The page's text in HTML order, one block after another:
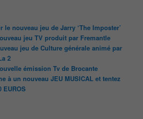
le nouveau jeu de Jarry ‘The Imposter’
jeu TV produit par Fremantle
jeu de Culture générale animé par
2
émission Tv de Brocante
à un nouveau JEU MUSICAL et tentez
EUROS